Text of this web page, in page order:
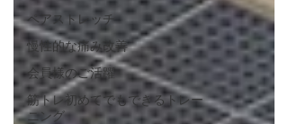
ペアストレッチ
慢性的な痛み改善
会員様のご活躍
筋トレ初めてでもできるトレー
ニング